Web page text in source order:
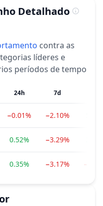
Detalhado
contra as
líderes e
períodos de tempo
24h 7d
−0.01% −2.10%
0.52% −3.29%
0.35% −3.17%